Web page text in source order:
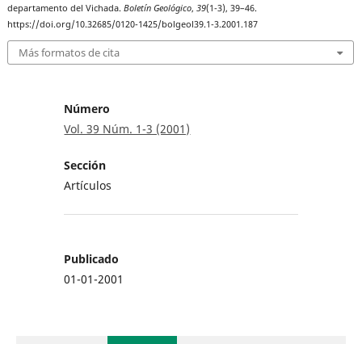
departamento del Vichada.Boletín Geológico,39(1-3), 39–46.
https://doi.org/10.32685/0120-1425/bolgeol39.1-3.2001.187
Más formatos de cita
Número
Vol. 39 Núm. 1-3 (2001)
Sección
Artículos
Publicado
01-01-2001